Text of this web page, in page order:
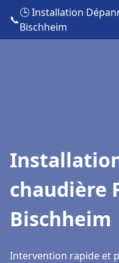
📞
🕒 Installation
Bischheim
chaudière
Bischheim
Intervention rapide et